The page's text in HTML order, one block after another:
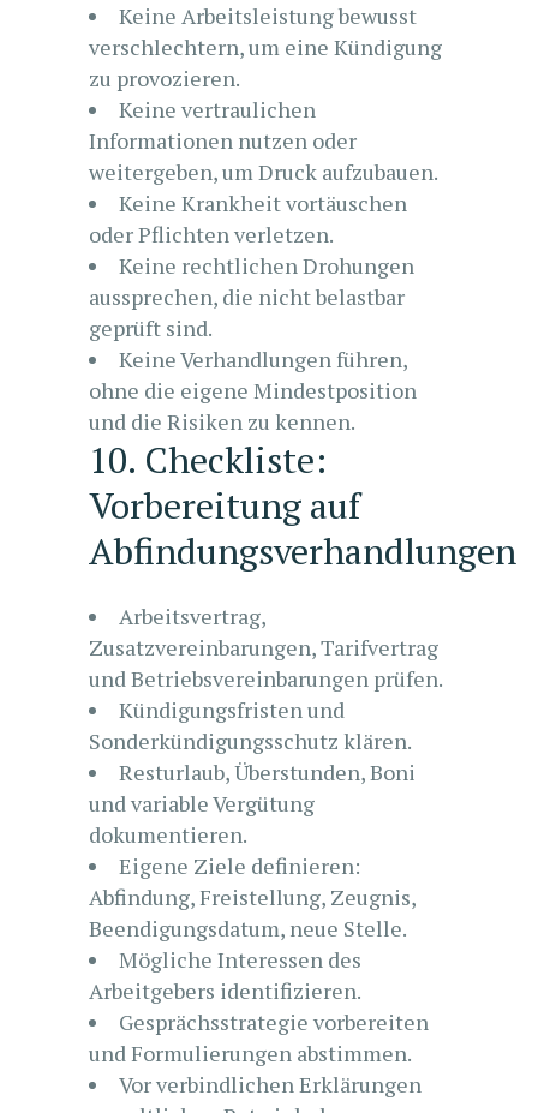
Keine Arbeitsleistung bewusst
verschlechtern, um eine Kündigung
zu provozieren.
Keine vertraulichen
Informationen nutzen oder
weitergeben, um Druck aufzubauen.
Keine Krankheit vortäuschen
oder Pflichten verletzen.
Keine rechtlichen Drohungen
aussprechen, die nicht belastbar
geprüft sind.
Keine Verhandlungen führen,
ohne die eigene Mindestposition
und die Risiken zu kennen.
10. Checkliste:
Vorbereitung auf
Abfindungsverhandlungen
Arbeitsvertrag,
Zusatzvereinbarungen, Tarifvertrag
und Betriebsvereinbarungen prüfen.
Kündigungsfristen und
Sonderkündigungsschutz klären.
Resturlaub, Überstunden, Boni
und variable Vergütung
dokumentieren.
Eigene Ziele definieren:
Abfindung, Freistellung, Zeugnis,
Beendigungsdatum, neue Stelle.
Mögliche Interessen des
Arbeitgebers identifizieren.
Gesprächsstrategie vorbereiten
und Formulierungen abstimmen.
Vor verbindlichen Erklärungen